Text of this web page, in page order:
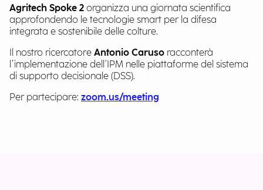
Agritech Spoke 2 organizza una giornata scientifica
approfondendo le tecnologie smart per la difesa
integrata e sostenibile delle colture.
Il nostro ricercatore Antonio Caruso racconterà
l’implementazione dell'IPM nelle piattaforme del sistema
di supporto decisionale (DSS).
Per partecipare: zoom.us/meeting